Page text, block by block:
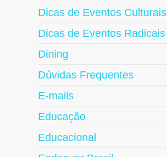
Dicas de Eventos Culturais
Dicas de Eventos Radicais
Dining
Dúvidas Frequentes
E-mails
Educação
Educacional